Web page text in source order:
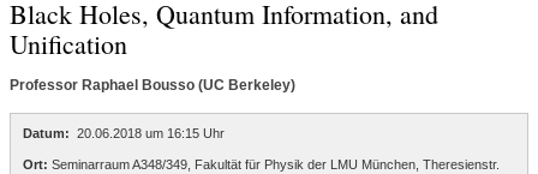
Black Holes, Quantum Information, and
Unification
Professor Raphael Bousso (UC Berkeley)
Datum: 20.06.2018 um 16:15 Uhr
Ort: Seminarraum A348/349, Fakultät für Physik der LMU München, Theresienstr.